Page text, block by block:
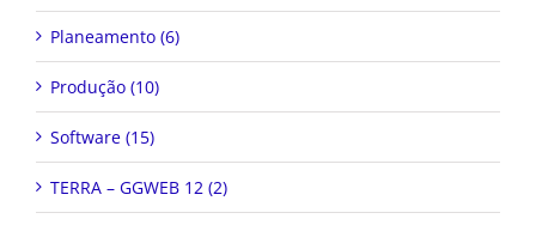
Planeamento (6)
Produção (10)
Software (15)
TERRA – GGWEB 12 (2)